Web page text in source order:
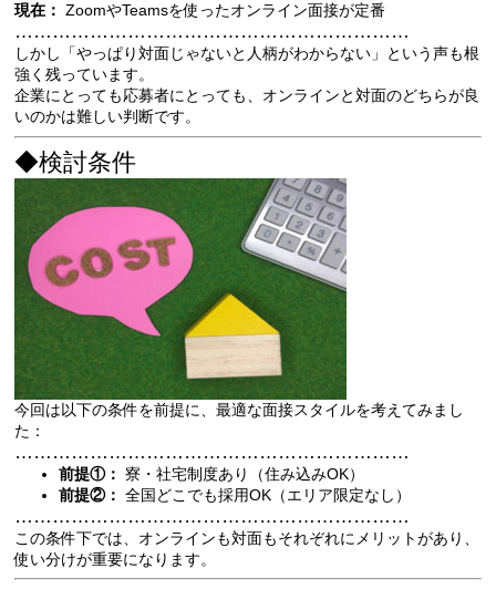
現在： ZoomやTeamsを使ったオンライン面接が定番
………………………………………………………
しかし「やっぱり対面じゃないと人柄がわからない」という声も根
強く残っています。
企業にとっても応募者にとっても、オンラインと対面のどちらが良
いのかは難しい判断です。
◆検討条件
今回は以下の条件を前提に、最適な面接スタイルを考えてみまし
た：
………………………………………………………
前提①： 寮・社宅制度あり（住み込みOK）
前提②： 全国どこでも採用OK（エリア限定なし）
………………………………………………………
この条件下では、オンラインも対面もそれぞれにメリットがあり、
使い分けが重要になります。